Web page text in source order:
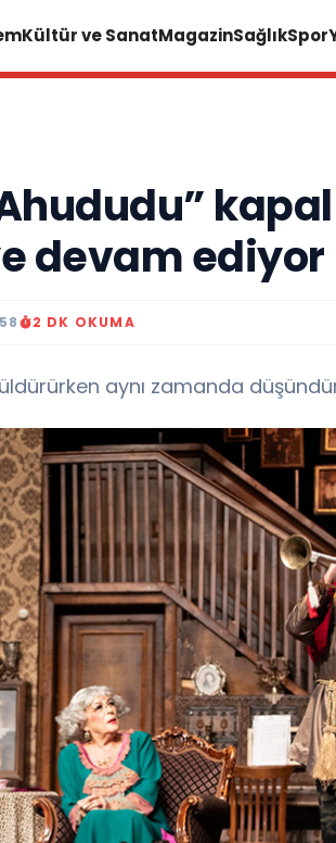
Kültür ve SanatMagazinSağlıkSpor
devam ediyor
2 DK OKUMA
aynı zamanda